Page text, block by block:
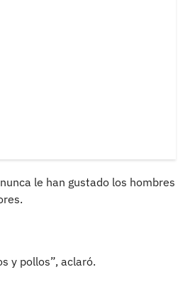
le han gustado los hombres
y pollos”, aclaró.